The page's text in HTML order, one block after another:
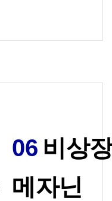
06 비상
메자닌